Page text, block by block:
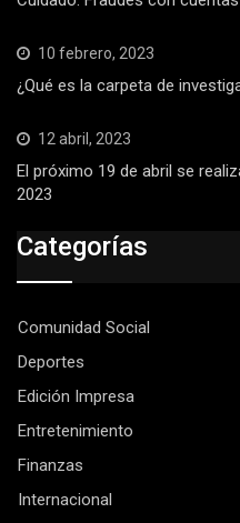
10 febrero, 2023
¿Qué es la carpeta de
12 abril, 2023
El próximo 19 de abril se
2023
Categorías
Comunidad Social
Deportes
Edición Impresa
Entretenimiento
Finanzas
Internacional